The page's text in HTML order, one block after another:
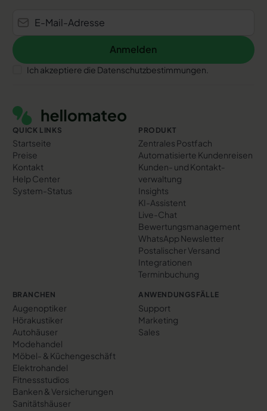
Anmelden
Anmelden
Ich akzeptiere die Datenschutzbestimmungen.
QUICK LINKS
Startseite
Preise
Kontakt
Help Center
System-Status
PRODUKT
Zentrales Postfach
Automatisierte Kundenreisen
Kunden- und Kontakt­
verwaltung
Insights
KI-Assistent
Live-Chat
Bewertungs­management
WhatsApp Newsletter
Postalischer Versand
Integrationen
Terminbuchung
BRANCHEN
Augenoptiker
Hörakustiker
Autohäuser
Modehandel
Möbel- & Küchengeschäft
Elektrohandel
Fitnessstudios
Banken & Versicherungen
Sanitätshäuser
ANWENDUNGSFÄLLE
Support
Marketing
Sales